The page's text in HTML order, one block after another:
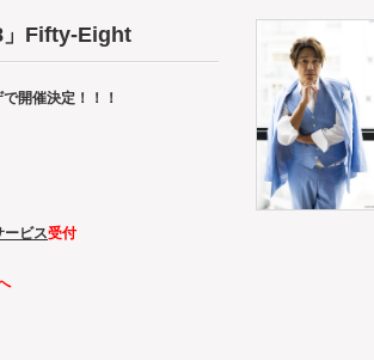
」Fifty-Eight
開催決定！！！
ービス受付